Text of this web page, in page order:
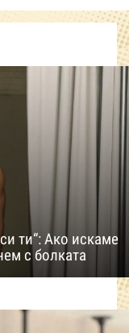
ти“: Ако искаме
с болката